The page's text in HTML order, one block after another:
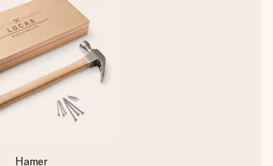
Hamer